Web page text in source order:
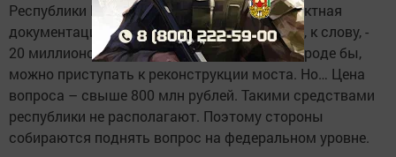
Республики Башкортостан. На сегодня проектная
документация по мосту, стоимость которой, к слову, -
20 миллионов рублей, экспертизу прошла. Вроде бы,
можно приступать к реконструкции моста. Но… Цена
вопроса – свыше 800 млн рублей. Такими средствами
республики не располагают. Поэтому стороны
собираются поднять вопрос на федеральном уровне.